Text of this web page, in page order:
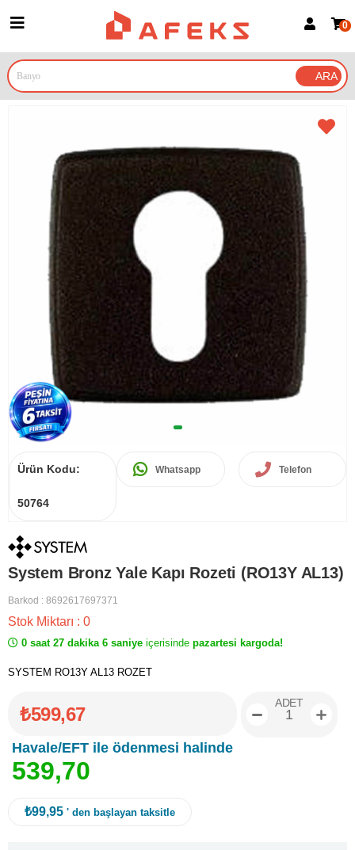
Google İle Bağlan
0
Ürün Kodu:
50764
Whatsapp Telefon
System Bronz Yale Kapı Rozeti (RO13Y AL13)
Barkod : 8692617697371
Stok Miktarı : 0
0 saat 27 dakika 6 saniye içerisinde pazartesi kargoda!
SYSTEM RO13Y AL13 ROZET
₺599,67
Havale/EFT ile ödenmesi halinde
539,70
ADET
₺99,95 ' den başlayan taksitle